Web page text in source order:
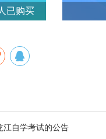
已购买
江自学考试的公告